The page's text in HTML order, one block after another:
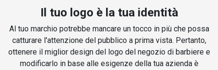
Il tuo logo è la tua identità
Al tuo marchio potrebbe mancare un tocco in più che possa
catturare l'attenzione del pubblico a prima vista. Pertanto,
ottenere il miglior design del logo del negozio di barbiere e
modificarlo in base alle esigenze della tua azienda è